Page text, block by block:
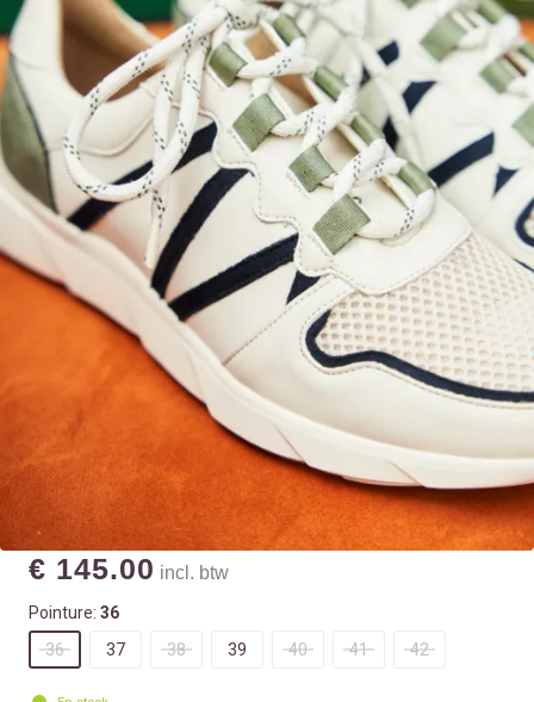
€ 145.00 incl. btw
Pointure: 36
36
37 38 39 40 41 42